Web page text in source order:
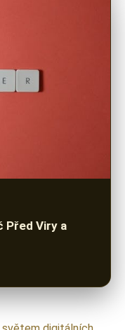
Před Viry a